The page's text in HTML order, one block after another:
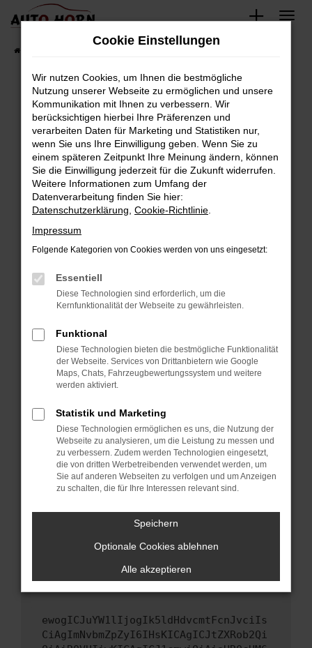
Zum
springen
Fahrzeugbestand
Fehler: Network Error
Beim Laden ist ein Fehler aufgetreten.
Hier sind ein paar Tipps, die dir helfen können:
Überprüfe deine Firewall und deine
Internetverbindung.
Laden andere Webseiten, zum Beispiel deine
Suchmaschine?
Prüfe deine Browsererweiterungen.
können das Laden bestimmter Seiten
verhindern. Funktioniert die Seite in einem
anderen Browser oder in einem privaten
Starte dein Gerät neu.
Das kann manchmal helfen, vorübergehende
Probleme zu beheben.
Betriebssystem auf dem neuesten Stand
sind.
Veraltete Software birgt nicht nur ein
Sicherheitsrisiko, sondern kann auch dazu
führen, dass bestimmte Funktionen nicht mehr
unterstützt werden.
Wende dich an den Webseitenbetreiber.
Wenn du alle oben genannten Schritte versucht
hast, kontaktiere uns bitte. Wir werden
versuchen, das Problem zu beheben. Du kannst
uns diesen Text schicken, um uns bei der
ewogICJuYW1lIjogIk5ldHdvcmtFcnJvciIs
CiAgImNvbmZpZyI6IHsKICAgICJtZXRob2Qi
Cookie Einstellungen
Wir nutzen Cookies, um Ihnen die bestmögliche
Nutzung unserer Webseite zu ermöglichen und unsere
Kommunikation mit Ihnen zu verbessern. Wir
berücksichtigen hierbei Ihre Präferenzen und
verarbeiten Daten für Marketing und Statistiken nur,
wenn Sie uns Ihre Einwilligung geben. Wenn Sie zu
einem späteren Zeitpunkt Ihre Meinung ändern, können
Sie die Einwilligung jederzeit für die Zukunft widerrufen.
Weitere Informationen zum Umfang der
Datenverarbeitung finden Sie hier:
Datenschutzerklärung Cookie-Richtlinie
Impressum
Folgende Kategorien von Cookies werden von uns eingesetzt:
Essentiell
Diese Technologien sind erforderlich, um die
Kernfunktionalität der Webseite zu gewährleisten.
Funktional
Diese Technologien bieten die bestmögliche Funktionalität
der Webseite. Services von Drittanbietern wie Google
Maps, Chats, Fahrzeugbewertungssystem und weitere
werden aktiviert.
Statistik und Marketing
Diese Technologien ermöglichen es uns, die Nutzung der
Webseite zu analysieren, um die Leistung zu messen und
zu verbessern. Zudem werden Technologien eingesetzt,
die von dritten Werbetreibenden verwendet werden, um
Sie auf anderen Webseiten zu verfolgen und um Anzeigen
zu schalten, die für Ihre Interessen relevant sind.
Speichern
Optionale Cookies ablehnen
Alle akzeptieren